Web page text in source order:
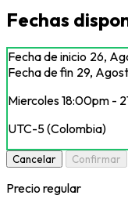
Fechas
Fecha de inicio 26,
Fecha de fin 29,
Miercoles 18:00pm -
UTC-5 (Colombia)
Cancelar Confirmar
Precio regular